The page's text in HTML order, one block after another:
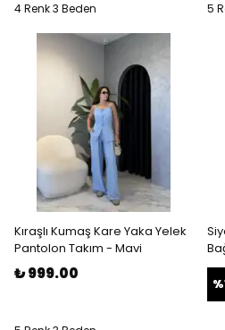
4 Renk 3 Beden 5
Kıraşlı Kumaş Kare Yaka Yelek
Pantolon Takım - Mavi
₺ 999.00
%